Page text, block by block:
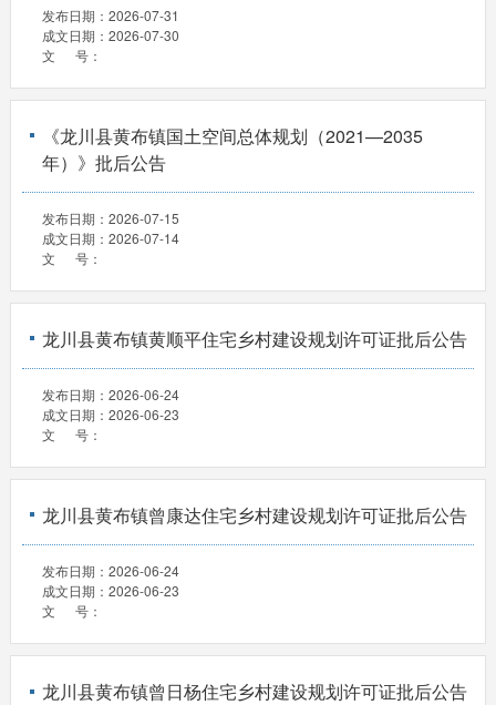
发布日期： 2026-07-31
成文日期： 2026-07-30
文 号：
《龙川县黄布镇国土空间总体规划（2021—2035
年）》批后公告
发布日期： 2026-07-15
成文日期： 2026-07-14
文 号：
龙川县黄布镇黄顺平住宅乡村建设规划许可证批后公告
发布日期： 2026-06-24
成文日期： 2026-06-23
文 号：
龙川县黄布镇曾康达住宅乡村建设规划许可证批后公告
发布日期： 2026-06-24
成文日期： 2026-06-23
文 号：
龙川县黄布镇曾日杨住宅乡村建设规划许可证批后公告